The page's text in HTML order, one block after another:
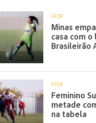
FFDF
Minas
casa com
Brasileirão
FFDF
Feminino
metade
na tabela